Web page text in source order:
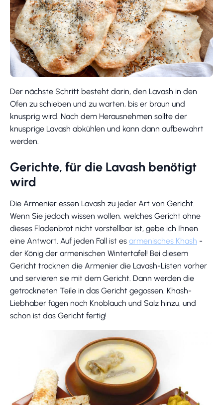
Der nächste Schritt besteht darin, den Lavash in den
Ofen zu schieben und zu warten, bis er braun und
knusprig wird. Nach dem Herausnehmen sollte der
knusprige Lavash abkühlen und kann dann aufbewahrt
werden.
Gerichte, für die Lavash benötigt
wird
Die Armenier essen Lavash zu jeder Art von Gericht.
Wenn Sie jedoch wissen wollen, welches Gericht ohne
dieses Fladenbrot nicht vorstellbar ist, gebe ich Ihnen
eine Antwort. Auf jeden Fall ist es armenisches Khash -
der König der armenischen Wintertafel! Bei diesem
Gericht trocknen die Armenier die Lavash-Listen vorher
und servieren sie mit dem Gericht. Dann werden die
getrockneten Teile in das Gericht gegossen. Khash-
Liebhaber fügen noch Knoblauch und Salz hinzu, und
schon ist das Gericht fertig!